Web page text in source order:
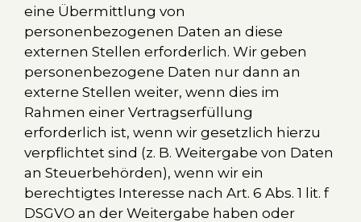
eine Übermittlung von
personenbezogenen Daten an diese
externen Stellen erforderlich. Wir geben
personenbezogene Daten nur dann an
externe Stellen weiter, wenn dies im
Rahmen einer Vertragserfüllung
erforderlich ist, wenn wir gesetzlich hierzu
verpflichtet sind (z. B. Weitergabe von Daten
an Steuerbehörden), wenn wir ein
berechtigtes Interesse nach Art. 6 Abs. 1 lit. f
DSGVO an der Weitergabe haben oder